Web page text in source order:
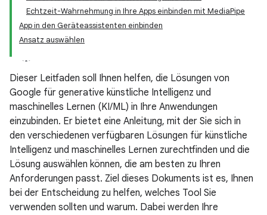
Echtzeit-Wahrnehmung in Ihre Apps einbinden mit MediaPipe
App in den Geräteassistenten einbinden
Ansatz auswählen
Dieser Leitfaden soll Ihnen helfen, die Lösungen von
Google für generative künstliche Intelligenz und
maschinelles Lernen (KI/ML) in Ihre Anwendungen
einzubinden. Er bietet eine Anleitung, mit der Sie sich in
den verschiedenen verfügbaren Lösungen für künstliche
Intelligenz und maschinelles Lernen zurechtfinden und die
Lösung auswählen können, die am besten zu Ihren
Anforderungen passt. Ziel dieses Dokuments ist es, Ihnen
bei der Entscheidung zu helfen, welches Tool Sie
verwenden sollten und warum. Dabei werden Ihre